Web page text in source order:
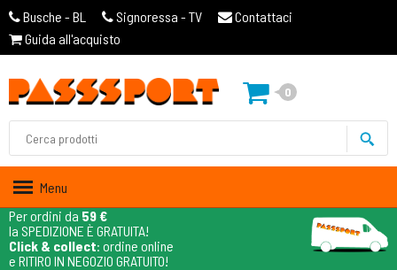
Busche - BL Signoressa - TV
Contattaci
Guida all'acquisto
0
Menu
Per ordini da 59 €
la SPEDIZIONE È GRATUITA!
Click & collect: ordine online
e RITIRO IN NEGOZIO GRATUITO!